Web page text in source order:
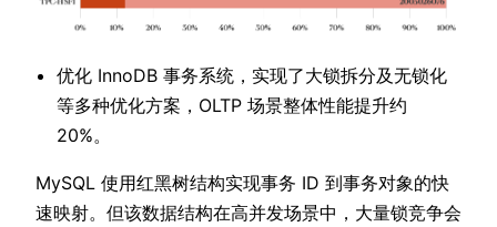
优化 InnoDB 事务系统，实现了大锁拆分及无锁化
等多种优化方案，OLTP 场景整体性能提升约
20%。
MySQL 使用红黑树结构实现事务 ID 到事务对象的快
速映射。但该数据结构在高并发场景中，大量锁竞争会